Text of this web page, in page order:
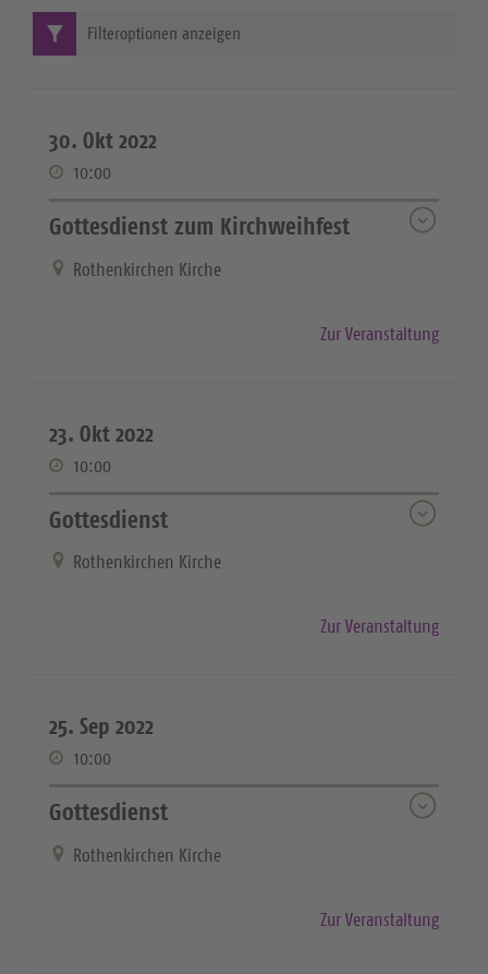
30. Okt 2022
10:00
Gottesdienst zum Kirchweihfest
Rothenkirchen Kirche
Zur Veranstaltung
23. Okt 2022
10:00
Gottesdienst
Rothenkirchen Kirche
Zur Veranstaltung
25. Sep 2022
10:00
Gottesdienst
Rothenkirchen Kirche
Zur Veranstaltung
Filteroptionen anzeigen